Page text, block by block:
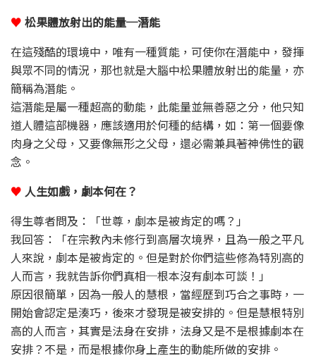
♥ 松果體放射出的能量─潛能
在這殘酷的環境中，唯有一種質能，可使你在潛能中，發揮
與眾不同的情況，那也就是大腦中松果體放射出的能量，亦
簡稱為潛能。
這潛能是屬一種超高的動能，此能量並無善惡之分，他只知
道人體這部機器，應該適用於何種的結構，如：第一個要像
肉身之父母，又要像無形之父母，還必需兼具著神佛性的觀
念。
♥ 人生如戲，劇本何在？
得生尊者問及：「世尊，劇本是被肯定的嗎？」
我回答：「在宗教內未修行到高層次境界，且為一般之平凡
人來說，劇本是被肯定的。但是對於你們這些修為特別高的
人而言，我就告訴你們真相─根本沒有劇本可談！」
原因很簡單，因為一般人的慧根，當經歷到巧合之事時，一
開始會認定是湊巧，後來才發現是被安排的。但是慧根特別
高的人而言，其實是法身在安排，法身又是不是根據劇本在
安排？不是，而是根據你身上產生的動能所做的安排。